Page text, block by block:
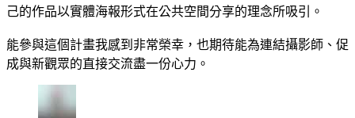
己的作品以實體海報形式在公共空間分享的理念所吸引。
能參與這個計畫我感到非常榮幸，也期待能為連結攝影師、促
成與新觀眾的直接交流盡一份心力。